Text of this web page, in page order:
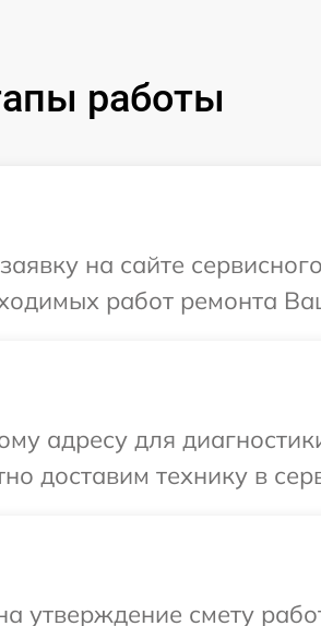
работы
на сайте
работ ремонта
адресу для
доставим технику в
утверждение смету